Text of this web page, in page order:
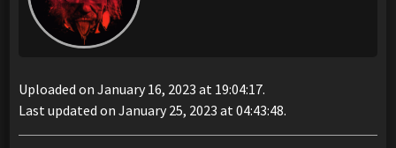
Uploaded on January 16, 2023 at 19:04:17.
Last updated on January 25, 2023 at 04:43:48.